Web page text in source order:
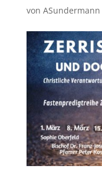
von ASundermann